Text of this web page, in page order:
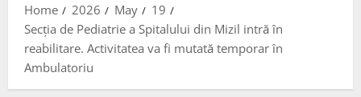
Home 2026 May
19
Secția de Pediatrie a Spitalului din Mizil intră în
reabilitare. Activitatea va fi mutată temporar în
Ambulatoriu